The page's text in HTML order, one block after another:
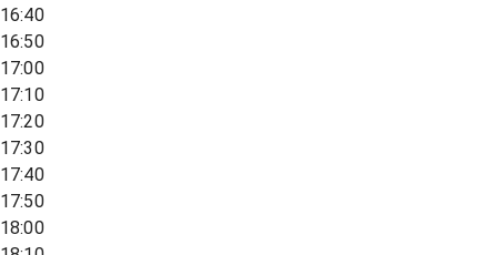
16:40
16:50
17:00
17:10
17:20
17:30
17:40
17:50
18:00